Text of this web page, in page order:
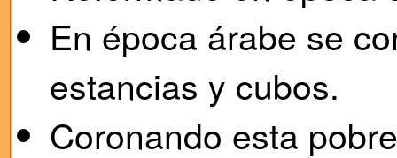
En época árabe se
estancias y cubos.
Coronando esta